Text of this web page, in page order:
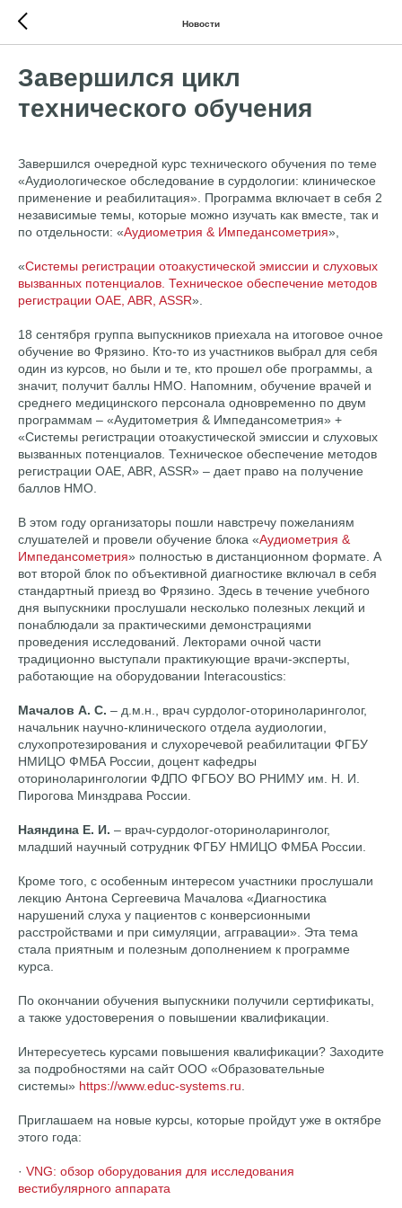
Новости
Завершился цикл
технического обучения
Завершился очередной курс технического обучения по теме
«Аудиологическое обследование в сурдологии: клиническое
применение и реабилитация». Программа включает в себя 2
независимые темы, которые можно изучать как вместе, так и
по отдельности: «Аудиометрия & Импедансометрия»,
«Системы регистрации отоакустической эмиссии и слуховых
вызванных потенциалов. Техническое обеспечение методов
регистрации OAE, ABR, ASSR».
18 сентября группа выпускников приехала на итоговое очное
обучение во Фрязино. Кто-то из участников выбрал для себя
один из курсов, но были и те, кто прошел обе программы, а
значит, получит баллы НМО. Напомним, обучение врачей и
среднего медицинского персонала одновременно по двум
программам – «Аудитометрия & Импедансометрия» +
«Системы регистрации отоакустической эмиссии и слуховых
вызванных потенциалов. Техническое обеспечение методов
регистрации OAE, ABR, ASSR» – дает право на получение
баллов НМО.
В этом году организаторы пошли навстречу пожеланиям
слушателей и провели обучение блока «Аудиометрия &
Импедансометрия» полностью в дистанционном формате. А
вот второй блок по объективной диагностике включал в себя
стандартный приезд во Фрязино. Здесь в течение учебного
дня выпускники прослушали несколько полезных лекций и
понаблюдали за практическими демонстрациями
проведения исследований. Лекторами очной части
традиционно выступали практикующие врачи-эксперты,
работающие на оборудовании Interacoustics:
Мачалов А. С. – д.м.н., врач сурдолог-оториноларинголог,
начальник научно-клинического отдела аудиологии,
слухопротезирования и слухоречевой реабилитации ФГБУ
НМИЦО ФМБА России, доцент кафедры
оториноларингологии ФДПО ФГБОУ ВО РНИМУ им. Н. И.
Пирогова Минздрава России.
Наяндина Е. И. – врач-сурдолог-оториноларинголог,
младший научный сотрудник ФГБУ НМИЦО ФМБА России.
Кроме того, с особенным интересом участники прослушали
лекцию Антона Сергеевича Мачалова «Диагностика
нарушений слуха у пациентов с конверсионными
расстройствами и при симуляции, аггравации». Эта тема
стала приятным и полезным дополнением к программе
курса.
По окончании обучения выпускники получили сертификаты,
а также удостоверения о повышении квалификации.
Интересуетесь курсами повышения квалификации? Заходите
за подробностями на сайт ООО «Образовательные
системы» https://www.educ-systems.ru
Приглашаем на новые курсы, которые пройдут уже в октябре
этого года:
· VNG: обзор оборудования для исследования
вестибулярного аппарата